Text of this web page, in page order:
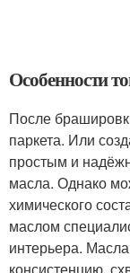
Особенности
После
паркета. Или
простым и
масла. Однако
химического
маслом
интерьера.